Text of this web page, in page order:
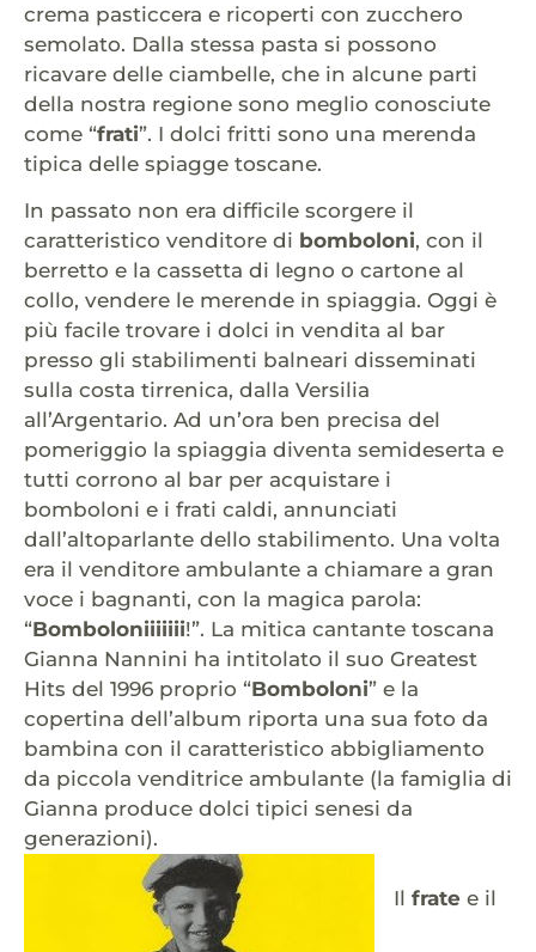
crema pasticcera e ricoperti con zucchero
semolato. Dalla stessa pasta si possono
ricavare delle ciambelle, che in alcune parti
della nostra regione sono meglio conosciute
come “frati”. I dolci fritti sono una merenda
tipica delle spiagge toscane.
In passato non era difficile scorgere il
caratteristico venditore di bomboloni, con il
berretto e la cassetta di legno o cartone al
collo, vendere le merende in spiaggia. Oggi è
più facile trovare i dolci in vendita al bar
presso gli stabilimenti balneari disseminati
sulla costa tirrenica, dalla Versilia
all’Argentario. Ad un’ora ben precisa del
pomeriggio la spiaggia diventa semideserta e
tutti corrono al bar per acquistare i
bomboloni e i frati caldi, annunciati
dall’altoparlante dello stabilimento. Una volta
era il venditore ambulante a chiamare a gran
voce i bagnanti, con la magica parola:
“Bomboloniiiiiii!”. La mitica cantante toscana
Gianna Nannini ha intitolato il suo Greatest
Hits del 1996 proprio “Bomboloni” e la
copertina dell’album riporta una sua foto da
bambina con il caratteristico abbigliamento
da piccola venditrice ambulante (la famiglia di
Gianna produce dolci tipici senesi da
generazioni).
Il frate e il